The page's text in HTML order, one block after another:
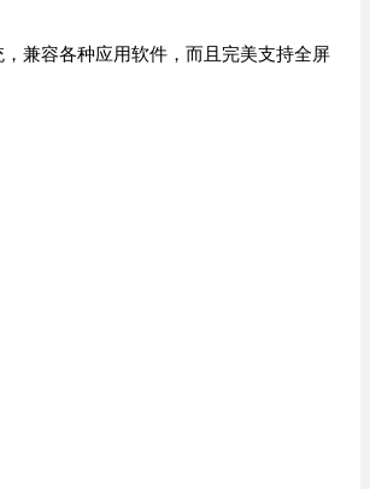
兼容各种应用软件，而且完美支持全屏